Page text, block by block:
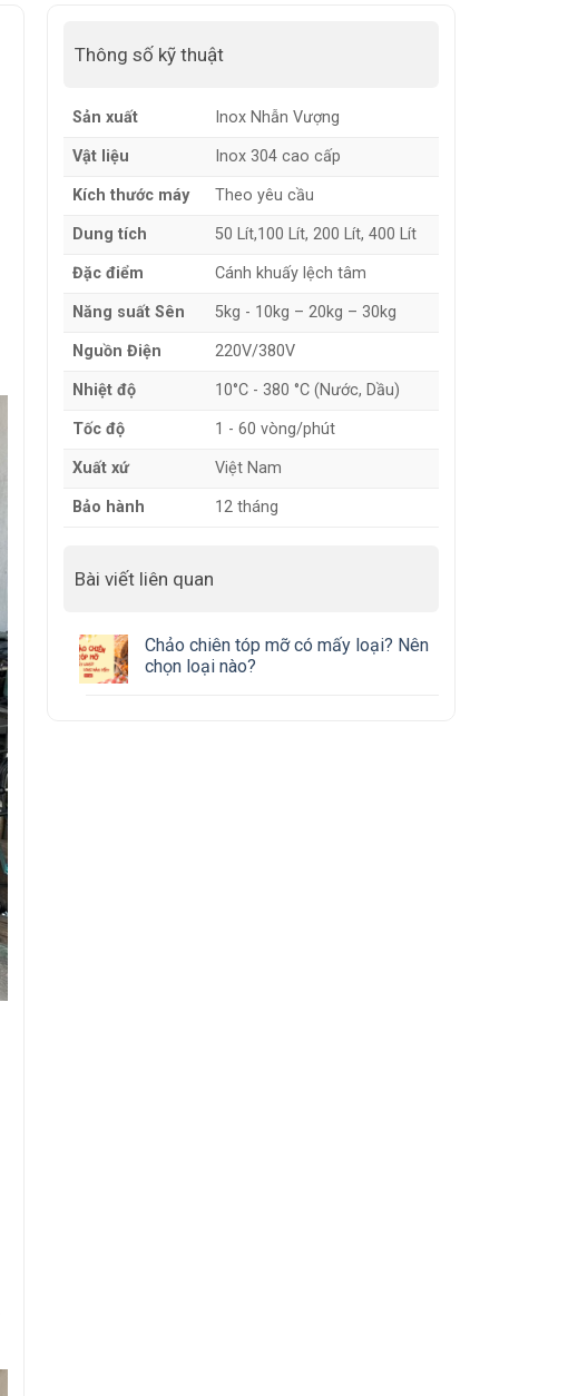
Thông số kỹ thuật
Sản xuất Inox Nhẫn Vượng
Vật liệu Inox 304 cao cấp
Kích thước máy Theo yêu cầu
Dung tích 50 Lít,100 Lít, 200 Lít, 400 Lít
Đặc điểm Cánh khuấy lệch tâm
Năng suất Sên 5kg - 10kg – 20kg – 30kg
Nguồn Điện 220V/380V
Nhiệt độ 10°C - 380 °C (Nước, Dầu)
Tốc độ 1 - 60 vòng/phút
Xuất xứ Việt Nam
Bảo hành 12 tháng
Bài viết liên quan
Chảo chiên tóp mỡ có mấy loại? Nên
chọn loại nào?